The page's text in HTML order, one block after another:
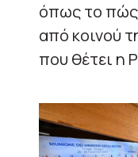
όπως το πώς
από κοινού
που θέτει η